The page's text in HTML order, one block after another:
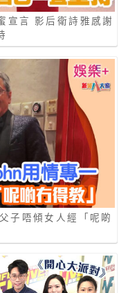
宣言 影后衛詩雅感謝
子唔傾女人經「呢啲